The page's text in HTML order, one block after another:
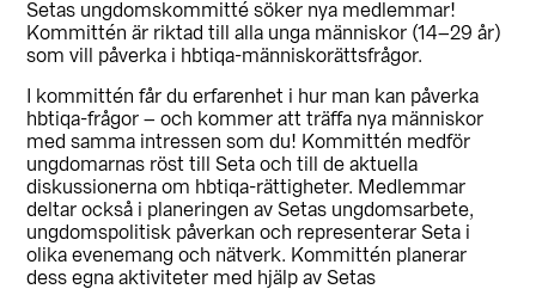
Setas ungdomskommitté söker nya medlemmar!
Kommittén är riktad till alla unga människor (14–29 år)
som vill påverka i hbtiqa-människorättsfrågor.
I kommittén får du erfarenhet i hur man kan påverka
hbtiqa-frågor – och kommer att träffa nya människor
med samma intressen som du! Kommittén medför
ungdomarnas röst till Seta och till de aktuella
diskussionerna om hbtiqa-rättigheter. Medlemmar
deltar också i planeringen av Setas ungdomsarbete,
ungdomspolitisk påverkan och representerar Seta i
olika evenemang och nätverk. Kommittén planerar
dess egna aktiviteter med hjälp av Setas